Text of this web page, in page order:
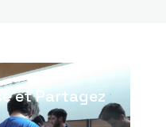
et Partagez